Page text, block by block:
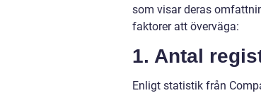
som visar deras
faktorer att överväga:
1. Antal
Enligt statistik från